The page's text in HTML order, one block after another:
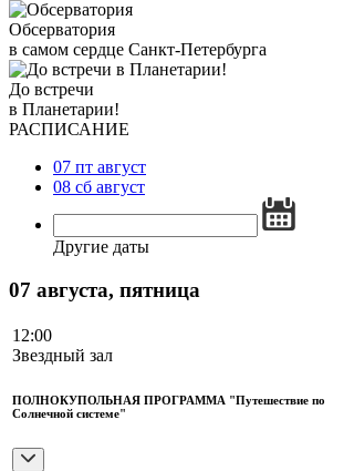
Обсерватория
в самом сердце Санкт-Петербурга
До встречи
в Планетарии!
РАСПИСАНИЕ
07 пт август
08 сб август
Другие даты
07 августа, пятница
12:00
Звездный зал
ПОЛНОКУПОЛЬНАЯ ПРОГРАММА "Путешествие по
Солнечной системе"